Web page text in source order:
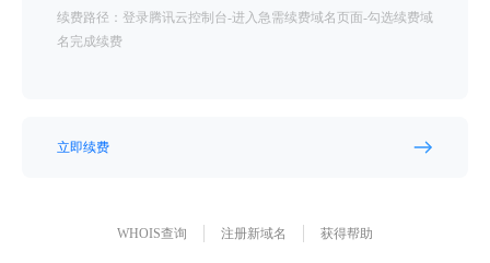
续费路径：登录腾讯云控制台-进入急需续费域名页面-勾选续费域
名完成续费
立即续费
WHOIS查询 注册新域名 获得帮助